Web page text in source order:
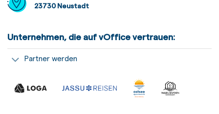
23730 Neustadt
Unternehmen, die auf vOffice vertrauen:
Partner werden